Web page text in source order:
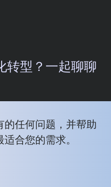
转型？一起聊聊
的任何问题，并帮助
合您的需求。